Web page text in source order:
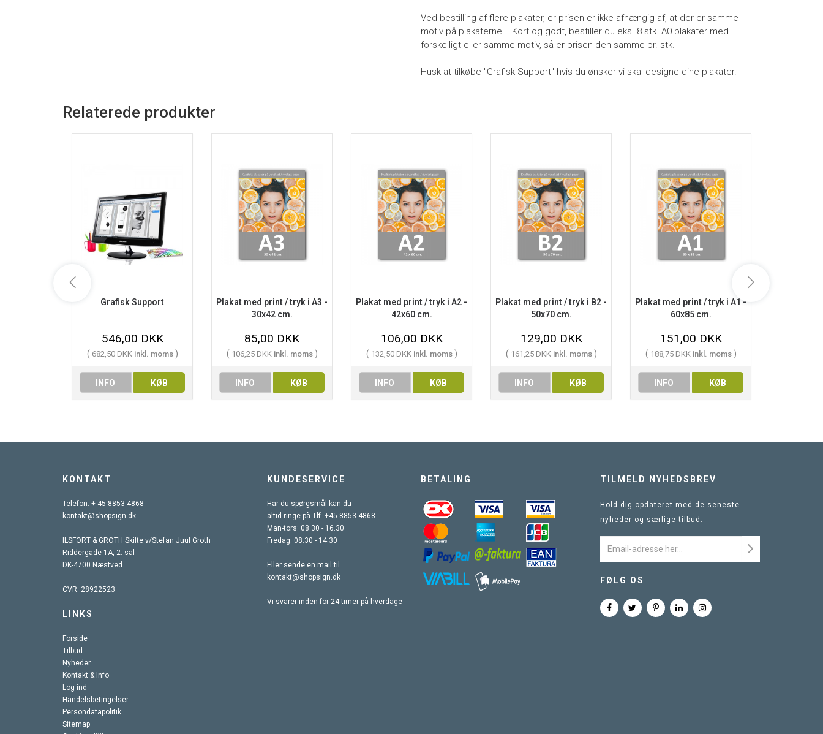
Ved bestilling af flere plakater, er prisen er ikke afhængig af, at der er samme
motiv på plakaterne... Kort og godt, bestiller du eks. 8 stk. A0 plakater med
forskelligt eller samme motiv, så er prisen den samme pr. stk.
Husk at tilkøbe "Grafisk Support" hvis du ønsker vi skal designe dine plakater.
Relaterede produkter
Grafisk Support
546,00 DKK
( 682,50 DKK inkl. moms )
INFO KØB
Plakat med print / tryk i A3 -
30x42 cm.
85,00 DKK
( 106,25 DKK inkl. moms )
INFO KØB
Plakat med print / tryk i A2 -
42x60 cm.
106,00 DKK
( 132,50 DKK inkl. moms )
INFO KØB
Plakat med print / tryk i B2 -
50x70 cm.
129,00 DKK
( 161,25 DKK inkl. moms )
INFO KØB
Plakat med print / tryk i A1 -
60x85 cm.
151,00 DKK
( 188,75 DKK inkl. moms )
INFO KØB
KONTAKT
Telefon: + 45 8853 4868
kontakt@shopsign.dk
ILSFORT & GROTH Skilte v/Stefan Juul Groth
Riddergade 1A, 2. sal
DK-4700 Næstved
CVR: 28922523
KUNDESERVICE
Har du spørgsmål kan du
altid ringe på Tlf. +45 8853 4868
Man-tors: 08.30 - 16.30
Fredag: 08.30 - 14.30
Eller sende en mail til
kontakt@shopsign.dk
Vi svarer inden for 24 timer på hverdage
LINKS
Forside
Tilbud
Nyheder
Kontakt & Info
Log ind
Handelsbetingelser
Persondatapolitik
Sitemap
BETALING TILMELD NYHEDSBREV
Hold dig opdateret med de seneste
nyheder og særlige tilbud.
FØLG OS